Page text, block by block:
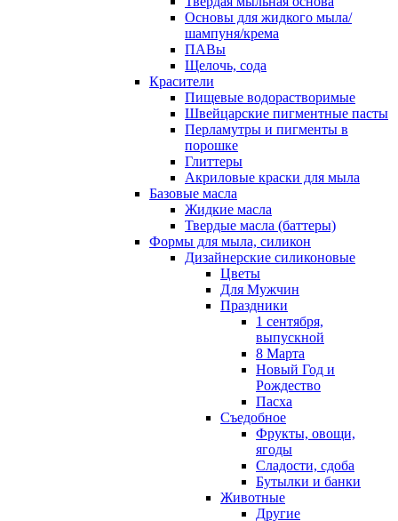
Основы для жидкого мыла/
шампуня/крема
ПАВы
Щелочь, сода
Красители
Пищевые водорастворимые
Швейцарские пигментные пасты
Перламутры и пигменты в
порошке
Глиттеры
Акриловые краски для мыла
Базовые масла
Жидкие масла
Твердые масла (баттеры)
Формы для мыла, силикон
Дизайнерские силиконовые
Цветы
Для Мужчин
Праздники
1 сентября,
выпускной
8 Марта
Новый Год и
Рождество
Пасха
Съедобное
Фрукты, овощи,
ягоды
Сладости, сдоба
Бутылки и банки
Животные
Другие